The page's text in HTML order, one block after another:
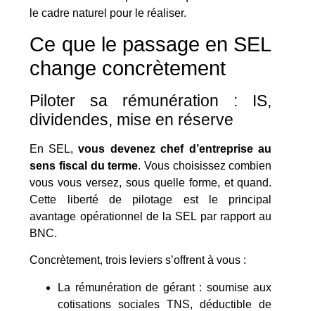
le cadre naturel pour le réaliser.
Ce que le passage en SEL
change concrètement
Piloter sa rémunération : IS,
dividendes, mise en réserve
En SEL,vous devenez chef d’entreprise au
sens fiscal du terme. Vous choisissez combien
vous vous versez, sous quelle forme, et quand.
Cette liberté de pilotage est le principal
avantage opérationnel de la SEL par rapport au
BNC.
Concrètement, trois leviers s’offrent à vous :
La rémunération de gérant : soumise aux
cotisations sociales TNS, déductible de